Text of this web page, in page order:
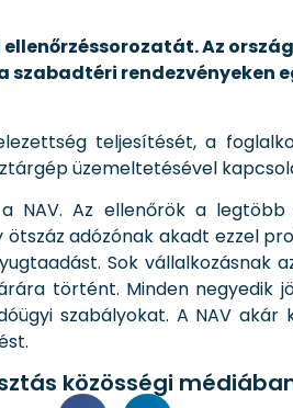
Az
rendezvényeken
teljesítését, a
üzemeltetésével
Az ellenőrök a
adózónak akadt ezzel
Sok
történt. Minden negyedik
szabályokat. A NAV
közösségi